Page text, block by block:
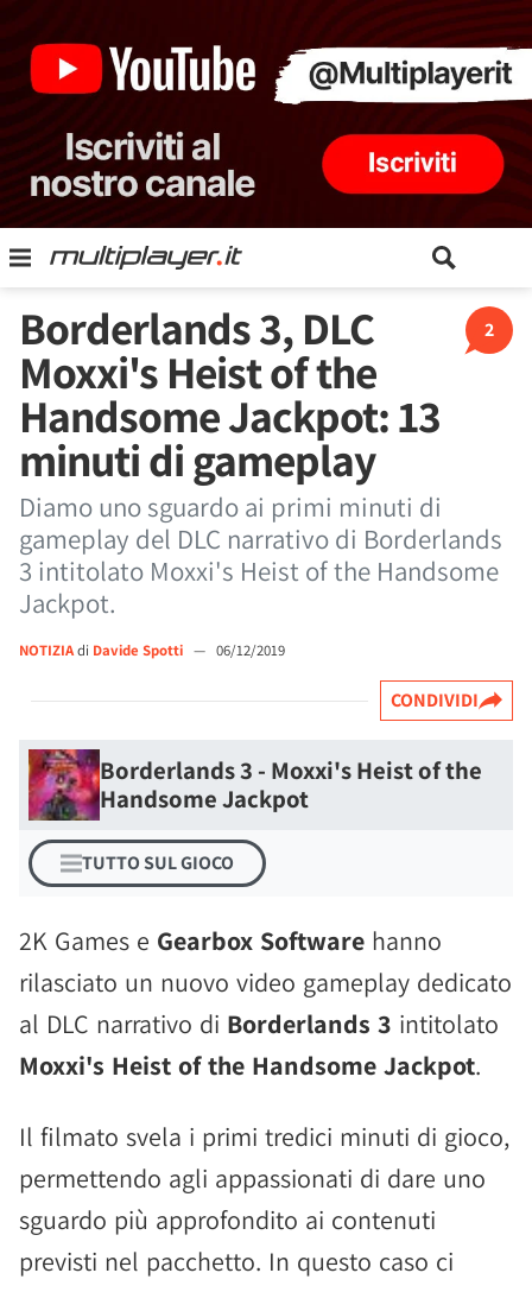
2
Borderlands 3, DLC
Moxxi's Heist of the
Handsome Jackpot: 13
minuti di gameplay
Diamo uno sguardo ai primi minuti di
gameplay del DLC narrativo di Borderlands
3 intitolato Moxxi's Heist of the Handsome
Jackpot.
NOTIZIAdi Davide Spotti — 06/12/2019
CONDIVIDI
Borderlands 3 - Moxxi's Heist of the
Handsome Jackpot
TUTTO SUL GIOCO
2K Games e Gearbox Software hanno
rilasciato un nuovo video gameplay dedicato
al DLC narrativo di Borderlands 3 intitolato
Moxxi's Heist of the Handsome Jackpot.
Il filmato svela i primi tredici minuti di gioco,
permettendo agli appassionati di dare uno
sguardo più approfondito ai contenuti
previsti nel pacchetto. In questo caso ci